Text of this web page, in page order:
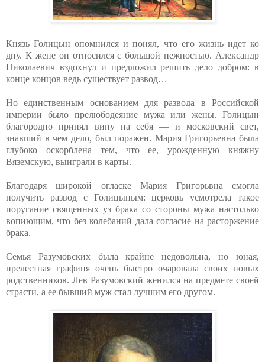
Князь Голицын опомнился и понял, что его жизнь идет ко
дну. К жене он относился с большой нежностью. Александр
Николаевич вздохнул и предложил решить дело добром: в
конце концов ведь существует развод…
Но единственным основанием для развода в Российской
империи было прелюбодеяние мужа или жены. Голицын
благородно принял вину на себя — и московский свет,
знавший в чем дело, был поражен. Мария Григорьевна была
глубоко оскорблена тем, что ее, урожденную княжну
Вяземскую, выиграли в карты.
Благодаря широкой огласке Мария Григорьвна смогла
получить развод с Голицыным: церковь усмотрела такое
поругание священных уз брака со стороны мужа настолько
вопиющим, что без колебаний дала согласие на расторжение
брака.
Семья Разумовских была крайне недовольна, но юная,
прелестная графиня очень быстро очаровала своих новых
родственников. Лев Разумовский женился на предмете своей
страсти, а ее бывший муж стал лучшим его другом.